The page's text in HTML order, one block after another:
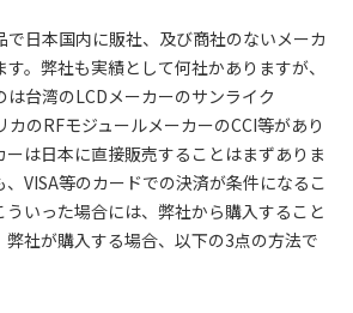
日本国内に販社、及び商社のないメーカ
。弊社も実績として何社かありますが、
は台湾のLCDメーカーのサンライク
カのRFモジュールメーカーのCCI等があり
ーは日本に直接販売することはまずありま
VISA等のカードでの決済が条件になるこ
ういった場合には、弊社から購入すること
弊社が購入する場合、以下の3点の方法で